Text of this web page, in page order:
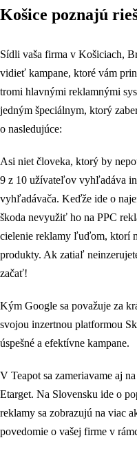
Košice poznajú
Sídli vaša firma v Košiciach,
vidieť kampane, ktoré vám
tromi hlavnými reklamnými
jedným špeciálnym, ktorý
o nasledujúce:
Asi niet človeka, ktorý by
9 z 10 užívateľov vyhľadáva
vyhľadávača. Keďže ide o
škoda nevyužiť ho na PPC
cielenie reklamy ľuďom, ktorí
produkty. Ak zatiaľ
začať!
Kým Google sa považuje za
svojou inzertnou platformou
úspešné a efektívne kampane.
V Teapot sa zameriavame aj
Etarget. Na Slovensku ide o
reklamy sa zobrazujú na viac
povedomie o vašej firme v